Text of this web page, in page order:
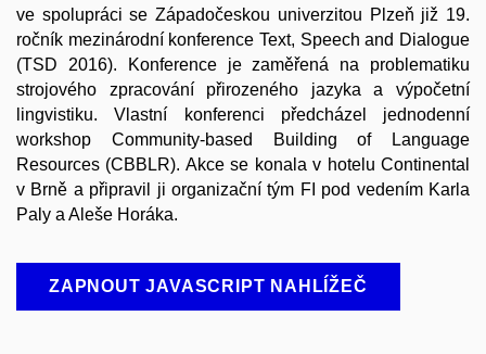
ve spolupráci se Západočeskou univerzitou Plzeň již 19.
ročník mezinárodní konference Text, Speech and Dialogue
(TSD 2016). Konference je zaměřená na problematiku
strojového zpracování přirozeného jazyka a výpočetní
lingvistiku. Vlastní konferenci předcházel jednodenní
workshop Community-based Building of Language
Resources (CBBLR). Akce se konala v hotelu Continental
v Brně a připravil ji organizační tým FI pod vedením Karla
Paly a Aleše Horáka.
ZAPNOUT JAVASCRIPT NAHLÍŽEČ